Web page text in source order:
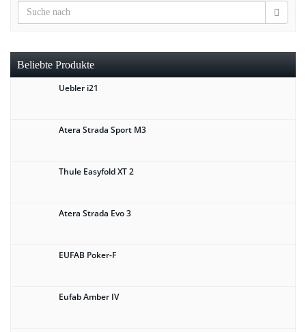
Beliebte Produkte
Uebler i21
Atera Strada Sport M3
Thule Easyfold XT 2
Atera Strada Evo 3
EUFAB Poker-F
Eufab Amber IV